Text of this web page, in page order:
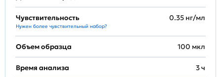
Чувствительность
Нужен более чувствительный набор?
0.35 нг/мл
Объем образца 100 мкл
Время анализа 3 ч